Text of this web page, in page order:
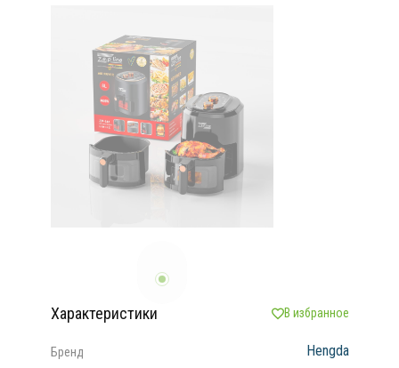
Характеристики В избранное
Бренд Hengda